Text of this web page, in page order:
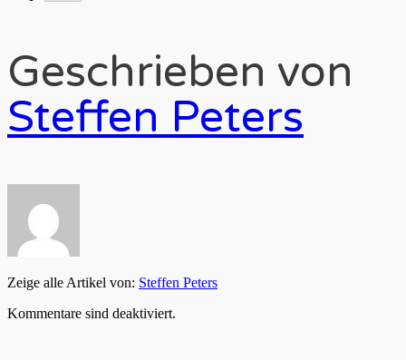
Geschrieben von
Steffen Peters
Zeige alle Artikel von: Steffen Peters
Kommentare sind deaktiviert.